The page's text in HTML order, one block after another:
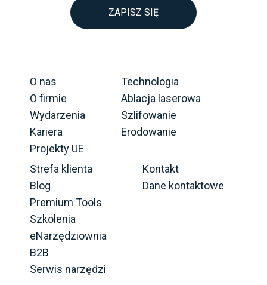
ZAPISZ SIĘ
O nas
O firmie
Wydarzenia
Kariera
Projekty UE
Technologia
Ablacja laserowa
Szlifowanie
Erodowanie
Strefa klienta
Blog
Premium Tools
Szkolenia
eNarzędziownia
B2B
Serwis narzędzi
Kontakt
Dane kontaktowe